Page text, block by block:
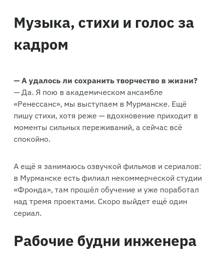
Музыка, стихи и голос за
кадром
— А удалось ли сохранить творчество в жизни?
— Да. Я пою в академическом ансамбле
«Ренессанс», мы выступаем в Мурманске. Ещё
пишу стихи, хотя реже — вдохновение приходит в
моменты сильных переживаний, а сейчас всё
спокойно.
А ещё я занимаюсь озвучкой фильмов и сериалов:
в Мурманске есть филиал некоммерческой студии
«Фронда», там прошёл обучение и уже поработал
над тремя проектами. Скоро выйдет ещё один
сериал.
Рабочие будни инженера